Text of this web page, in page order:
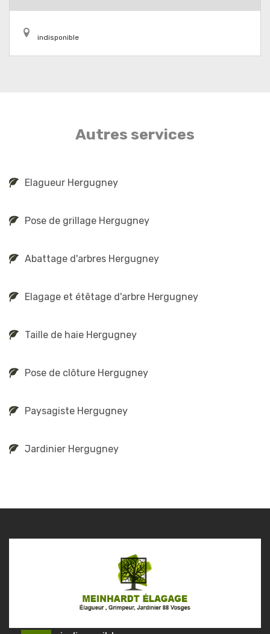
indisponible
Autres services
Elagueur Hergugney
Pose de grillage Hergugney
Abattage d'arbres Hergugney
Elagage et étêtage d'arbre Hergugney
Taille de haie Hergugney
Pose de clôture Hergugney
Paysagiste Hergugney
Jardinier Hergugney